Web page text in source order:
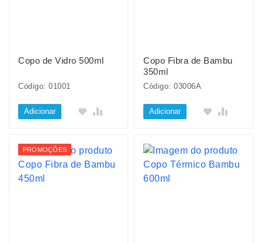
Copo de Vidro 500ml
Código: 01001
Adicionar
Copo Fibra de Bambu
350ml
Código: 03006A
Adicionar
PROMOÇÕES